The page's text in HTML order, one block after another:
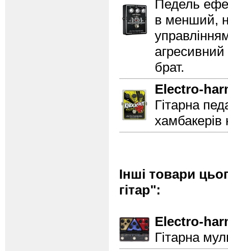
Педель
в менший,
брат.
Electro-
Гітарна
хамбакерів
Інші товари
гітар":
Electro-
Гітарна